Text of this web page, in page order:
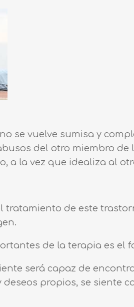
se vuelve sumisa y
del otro miembro de
a la vez que idealiza al
tratamiento de este
de la terapia es el
será capaz de
propios, se siente